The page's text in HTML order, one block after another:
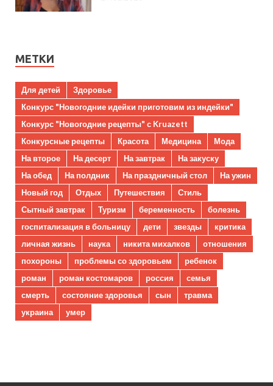
МЕТКИ
Для детей
Здоровье
Конкурс "Новогодние идейки приготовим из индейки"
Конкурс "Новогодние рецепты" с Kruazett
Конкурсные рецепты
Красота Медицина
Мода
На второе
На десерт На завтрак
На закуску
На обед
На полдник На праздничный стол
На ужин
Новый год
Отдых Путешествия
Стиль
Сытный завтрак
Туризм беременность
болезнь
госпитализация в больницу
дети звезды
критика
личная жизнь
наука никита михалков
отношения
похороны
проблемы со здоровьем
ребенок
роман
роман костомаров россия
семья
смерть
состояние здоровья сын
травма
украина
умер